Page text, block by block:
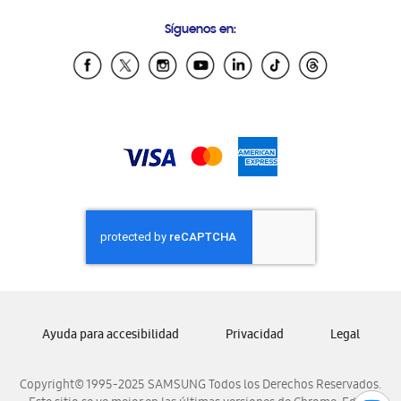
Samsung Ecuador
Samsung El Salvador
Samsung Nicaragua
Samsung Panamá
Samsung República Dominicana
Samsung Venezuela
Síguenos en:
Copyright© 1995-2025 SAMSUNG Todos los Derechos Reservados.
Ayuda para accesibilidad Privacidad Legal